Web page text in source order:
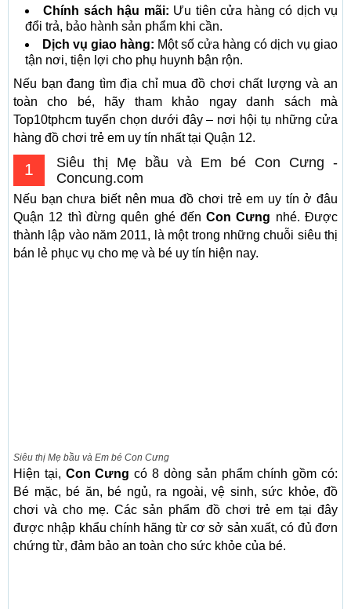
Chính sách hậu mãi: Ưu tiên cửa hàng có dịch vụ
đổi trả, bảo hành sản phẩm khi cần.
Dịch vụ giao hàng: Một số cửa hàng có dịch vụ giao
tận nơi, tiện lợi cho phụ huynh bận rộn.
Nếu bạn đang tìm địa chỉ mua đồ chơi chất lượng và an
toàn cho bé, hãy tham khảo ngay danh sách mà
Top10tphcm tuyển chọn dưới đây – nơi hội tụ những cửa
hàng đồ chơi trẻ em uy tín nhất tại Quận 12.
1
Siêu thị Mẹ bầu và Em bé Con Cưng -
Concung.com
Nếu bạn chưa biết nên mua đồ chơi trẻ em uy tín ở đâu
Quận 12 thì đừng quên ghé đếnCon Cưng nhé. Được
thành lập vào năm 2011, là một trong những chuỗi siêu thị
bán lẻ phục vụ cho mẹ và bé uy tín hiện nay.
Siêu thị Mẹ bầu và Em bé Con Cưng
Hiện tại, Con Cưng có 8 dòng sản phẩm chính gồm có:
Bé mặc, bé ăn, bé ngủ, ra ngoài, vệ sinh, sức khỏe, đồ
chơi và cho mẹ. Các sản phẩm đồ chơi trẻ em tại đây
được nhập khẩu chính hãng từ cơ sở sản xuất, có đủ đơn
chứng từ, đảm bảo an toàn cho sức khỏe của bé.